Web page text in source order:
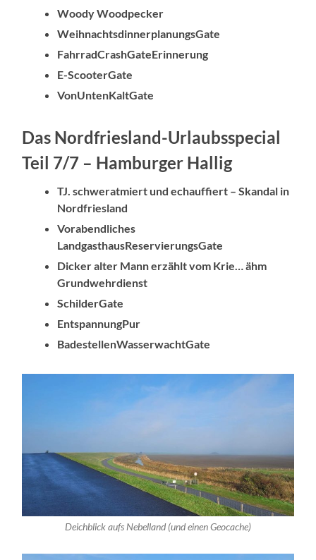
Woody Woodpecker
WeihnachtsdinnerplanungsGate
FahrradCrashGateErinnerung
E-ScooterGate
VonUntenKaltGate
Das Nordfriesland-Urlaubsspecial
Teil 7/7 – Hamburger Hallig
TJ. schweratmiert und echauffiert – Skandal in
Nordfriesland
Vorabendliches
LandgasthausReservierungsGate
Dicker alter Mann erzählt vom Krie… ähm
Grundwehrdienst
SchilderGate
EntspannungPur
BadestellenWasserwachtGate
Deichblick aufs Nebelland (und einen Geocache)